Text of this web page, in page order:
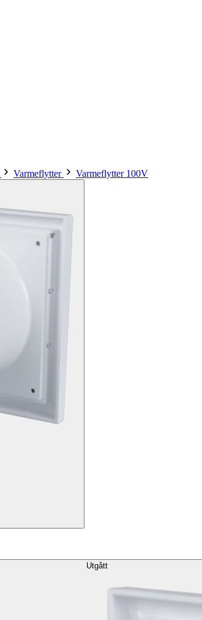
Varmeflytter Varmeflytter 100V
Utgått